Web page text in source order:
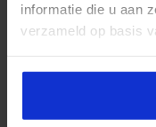
informatie die u aan
verzameld op basis